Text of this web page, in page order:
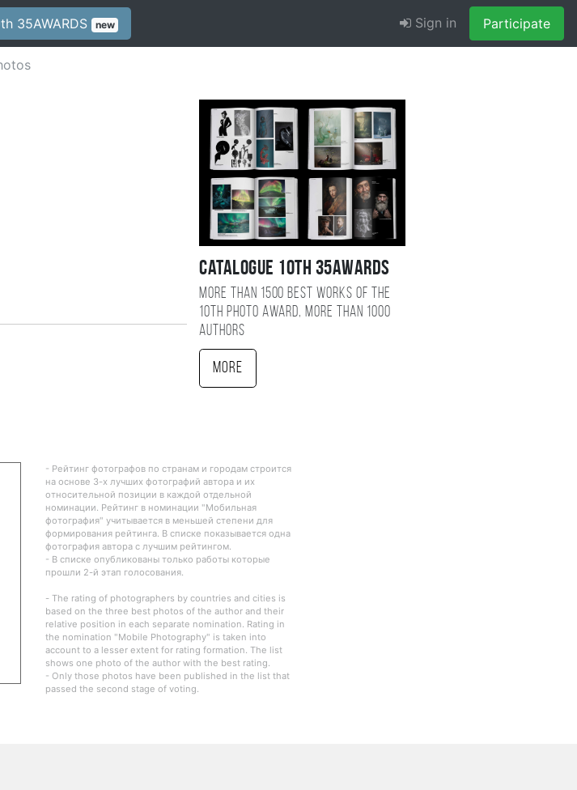
35AWARDS new Sign in Participate
Catalogue 10TH 35AWARDS
More than 1500 best works of the
10TH photo award, more than 1000
authors
More
- Рейтинг фотографов по странам и городам строится
на основе 3-х лучших фотографий автора и их
относительной позиции в каждой отдельной
номинации. Рейтинг в номинации "Мобильная
фотография" учитывается в меньшей степени для
формирования рейтинга. В списке показывается одна
фотография автора с лучшим рейтингом.
- В списке опубликованы только работы которые
прошли 2-й этап голосования.
- The rating of photographers by countries and cities is
based on the three best photos of the author and their
relative position in each separate nomination. Rating in
the nomination "Mobile Photography" is taken into
account to a lesser extent for rating formation. The list
shows one photo of the author with the best rating.
- Only those photos have been published in the list that
passed the second stage of voting.